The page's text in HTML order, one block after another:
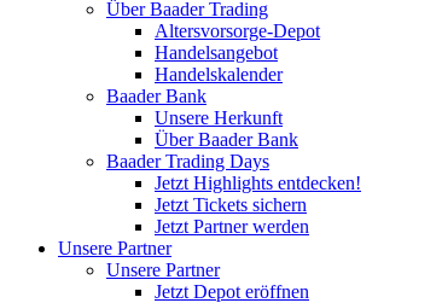
Über Baader Trading
Altersvorsorge-Depot
Handelsangebot
Handelskalender
Baader Bank
Unsere Herkunft
Über Baader Bank
Baader Trading Days
Jetzt Highlights entdecken!
Jetzt Tickets sichern
Jetzt Partner werden
Unsere Partner
Unsere Partner
Jetzt Depot eröffnen